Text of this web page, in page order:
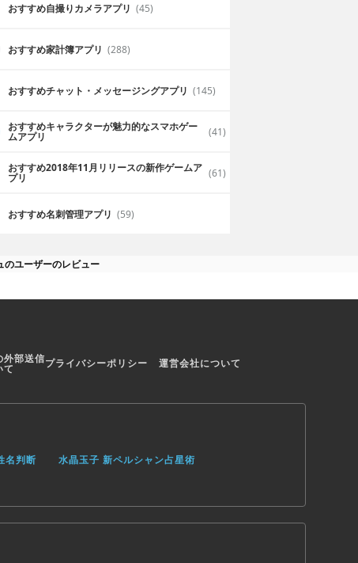
おすすめ自撮りカメラアプリ (45)
おすすめ家計簿アプリ (288)
おすすめチャット・メッセージングアプリ (145)
おすすめキャラクターが魅力的なスマホゲー
ムアプリ (41)
おすすめ2018年11月リリースの新作ゲームア
プリ (61)
おすすめ名刺管理アプリ (59)
のユーザーのレビュー
外部送信
て プライバシーポリシー 運営会社について
名判断
水晶玉子 新ペルシャン占星術